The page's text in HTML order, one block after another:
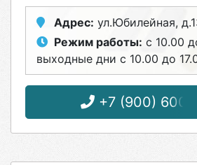
Адрес: ул.Юбилейная,
Режим работы: с 10.00
выходные дни с 10.00 до
+7 (900) 600-